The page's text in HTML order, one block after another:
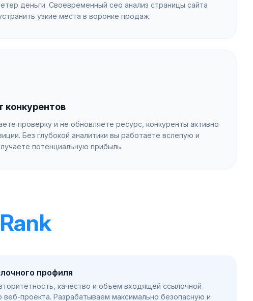
деньги. Своевременный сео анализ страницы сайта
узкие места в воронке продаж.
конкурентов
проверку и не обновляете ресурс, конкуренты активно
Без глубокой аналитики вы работаете вслепую и
потенциальную прибыль.
профиля
качество и объем входящей ссылочной
веб-проекта. Разрабатываем максимально безопасную и